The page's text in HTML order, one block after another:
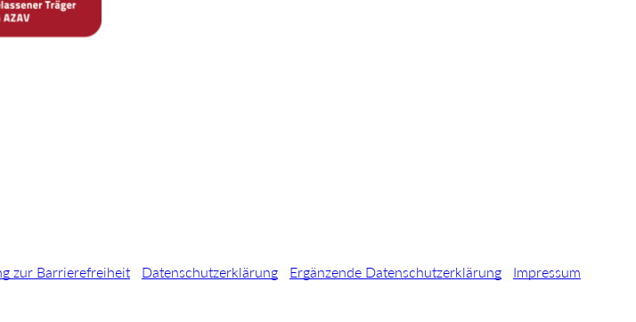
zur Barrierefreiheit Datenschutzerklärung Ergänzende Datenschutzerklärung Impressum